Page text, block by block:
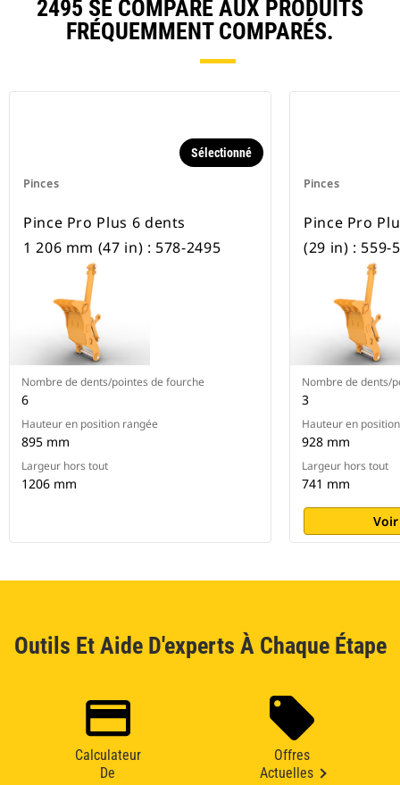
2495 SE COMPARE AUX PRODUITS
FRÉQUEMMENT COMPARÉS.
Pinces
Sélectionné
Pince Pro Plus 6 dents
1 206 mm (47 in) : 578-2495
Nombre de dents/pointes de fourche
6
Hauteur en position rangée
895 mm
Largeur hors tout
1206 mm
Pinces
Pince Pro
(29 in) : 559-
Nombre de dents/
3
Hauteur en
928 mm
Largeur hors tout
741 mm
Outils Et Aide D'experts À Chaque Étape
Calculateur
De
Offres
Actuelles